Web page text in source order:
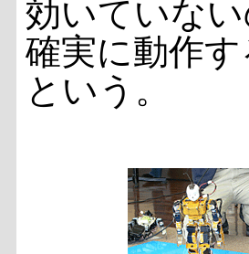
効いていな
確実に動作
という。